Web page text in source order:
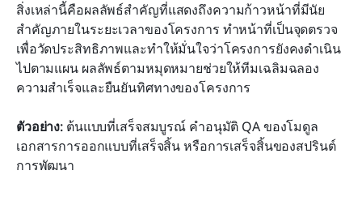
สิ่งเหล่านี้คือผลลัพธ์สำคัญที่แสดงถึงความก้าวหน้าที่มีนัย
สำคัญภายในระยะเวลาของโครงการ ทำหน้าที่เป็นจุดตรวจ
เพื่อวัดประสิทธิภาพและทำให้มั่นใจว่าโครงการยังคงดำเนิน
ไปตามแผน ผลลัพธ์ตามหมุดหมายช่วยให้ทีมเฉลิมฉลอง
ความสำเร็จและยืนยันทิศทางของโครงการ
ตัวอย่าง: ต้นแบบที่เสร็จสมบูรณ์ คำอนุมัติ QA ของโมดูล
เอกสารการออกแบบที่เสร็จสิ้น หรือการเสร็จสิ้นของสปรินต์
การพัฒนา